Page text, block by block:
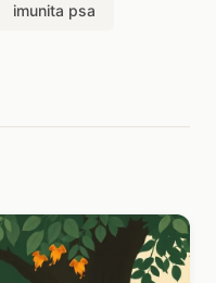
imunita psa